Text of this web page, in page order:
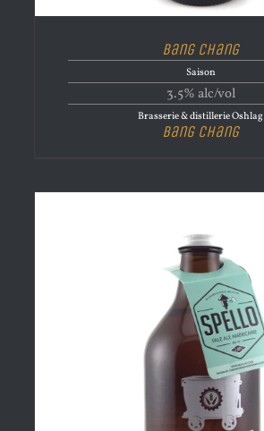
Bang Chang
Saison
3.5% alc/vol
Brasserie & distillerie Oshlag
Bang Chang